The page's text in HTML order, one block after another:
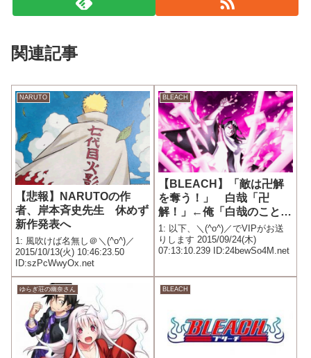
関連記事
NARUTO
【悲報】NARUTOの作
者、岸本斉史先生 休めず
新作発表へ
1: 風吹けば名無し＠＼(^o^)／
2015/10/13(火) 10:46:23.50
ID:szPcWwyOx.net
BLEACH
【BLEACH】「敵は卍解
を奪う！」 白哉「卍
解！」←俺「白哉のこと
だ、何か策があるんだろ
う」
1: 以下、＼(^o^)／でVIPがお送
りします 2015/09/24(木)
07:13:10.239 ID:24bewSo4M.net
ゆらぎ荘の幽奈さん BLEACH